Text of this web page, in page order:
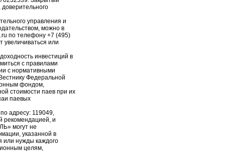
управления и
можно в
по телефону +7 (495)
или
инвестиций в
с правилами
с нормативными
Федеральной
фондом,
стоимости паев при их
паевых
адресу: 119049,
рекомендацией, и
могут не
указанной в
или нужды каждого
целям,